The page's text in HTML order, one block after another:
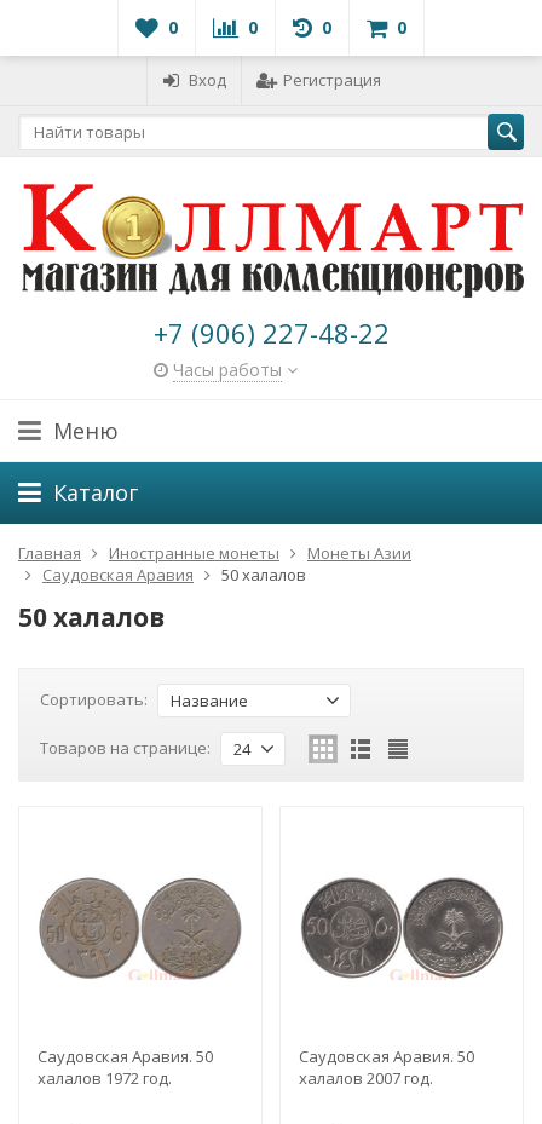
0 0 0 0
Вход Регистрация
+7 (906) 227-48-22
Часы работы
Меню
Каталог
Главная Иностранные монеты
Монеты Азии
Саудовская Аравия
50 халалов
50 халалов
Сортировать: Название
Товаров на странице: 24
Саудовская Аравия. 50
халалов 1972 год.
Саудовская Аравия. 50
халалов 2007 год.